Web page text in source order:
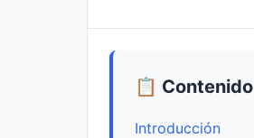
📋 Contenido
Introducción